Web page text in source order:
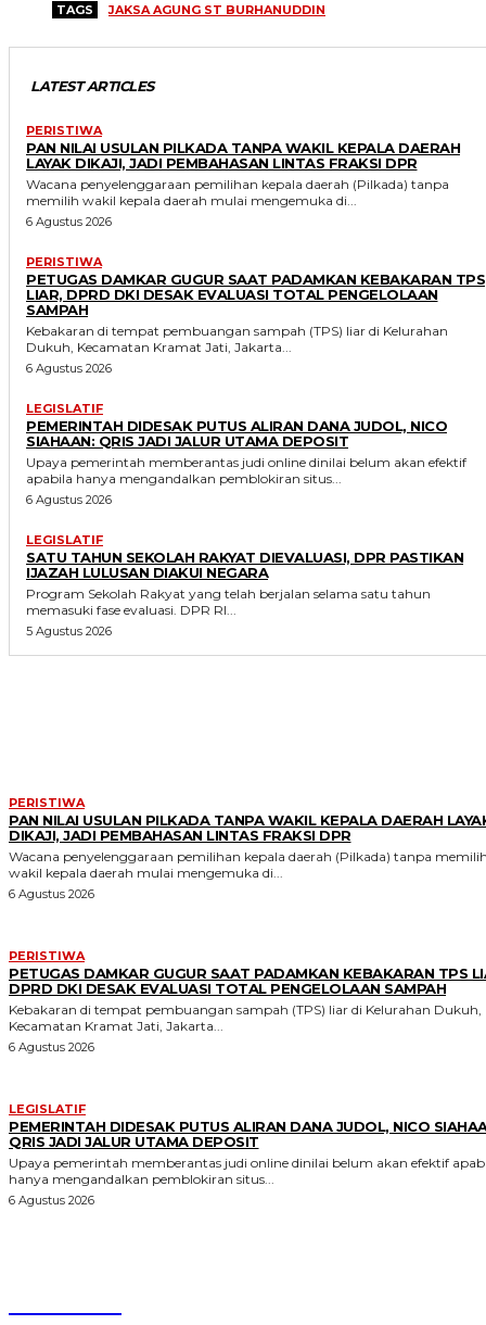
TAGS JAKSA AGUNG ST BURHANUDDIN
LATEST ARTICLES
PERISTIWA
PAN NILAI USULAN PILKADA TANPA WAKIL KEPALA DAERAH
LAYAK DIKAJI, JADI PEMBAHASAN LINTAS FRAKSI DPR
Wacana penyelenggaraan pemilihan kepala daerah (Pilkada) tanpa
memilih wakil kepala daerah mulai mengemuka di...
6 Agustus 2026
PERISTIWA
PETUGAS DAMKAR GUGUR SAAT PADAMKAN KEBAKARAN TPS
LIAR, DPRD DKI DESAK EVALUASI TOTAL PENGELOLAAN
SAMPAH
Kebakaran di tempat pembuangan sampah (TPS) liar di Kelurahan
Dukuh, Kecamatan Kramat Jati, Jakarta...
6 Agustus 2026
LEGISLATIF
PEMERINTAH DIDESAK PUTUS ALIRAN DANA JUDOL, NICO
SIAHAAN: QRIS JADI JALUR UTAMA DEPOSIT
Upaya pemerintah memberantas judi online dinilai belum akan efektif
apabila hanya mengandalkan pemblokiran situs...
6 Agustus 2026
LEGISLATIF
SATU TAHUN SEKOLAH RAKYAT DIEVALUASI, DPR PASTIKAN
IJAZAH LULUSAN DIAKUI NEGARA
Program Sekolah Rakyat yang telah berjalan selama satu tahun
memasuki fase evaluasi. DPR RI...
5 Agustus 2026
PERISTIWA
PAN NILAI USULAN PILKADA TANPA WAKIL KEPALA DAERAH
DIKAJI, JADI PEMBAHASAN LINTAS FRAKSI DPR
Wacana penyelenggaraan pemilihan kepala daerah (Pilkada) tanpa
wakil kepala daerah mulai mengemuka di...
6 Agustus 2026
PERISTIWA
PETUGAS DAMKAR GUGUR SAAT PADAMKAN KEBAKARAN TPS
DPRD DKI DESAK EVALUASI TOTAL PENGELOLAAN SAMPAH
Kebakaran di tempat pembuangan sampah (TPS) liar di Kelurahan Dukuh,
Kecamatan Kramat Jati, Jakarta...
6 Agustus 2026
LEGISLATIF
PEMERINTAH DIDESAK PUTUS ALIRAN DANA JUDOL, NICO
QRIS JADI JALUR UTAMA DEPOSIT
Upaya pemerintah memberantas judi online dinilai belum akan efektif
hanya mengandalkan pemblokiran situs...
6 Agustus 2026